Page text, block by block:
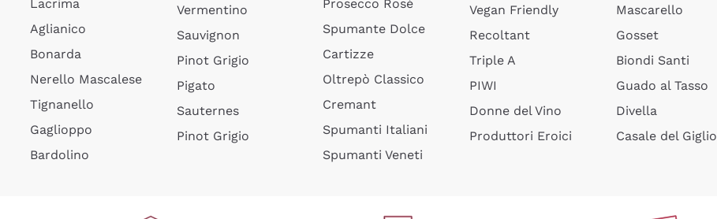
Lacrima
Aglianico
Bonarda
Nerello Mascalese
Tignanello
Gaglioppo
Bardolino
Vermentino
Sauvignon
Pinot Grigio
Pigato
Sauternes
Pinot Grigio
Prosecco Rosé
Spumante Dolce
Cartizze
Oltrepò Classico
Cremant
Spumanti Italiani
Spumanti Veneti
Vegan Friendly
Recoltant
Triple A
PIWI
Donne del Vino
Produttori Eroici
Mascarello
Gosset
Biondi Santi
Guado al Tasso
Divella
Casale del Giglio